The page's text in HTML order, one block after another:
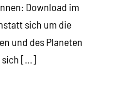
Download im
sich um die
und des Planeten
sich […]